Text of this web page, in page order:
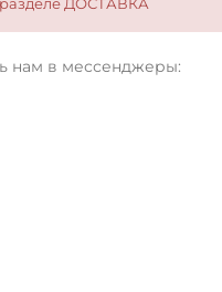
нам в мессенджеры: